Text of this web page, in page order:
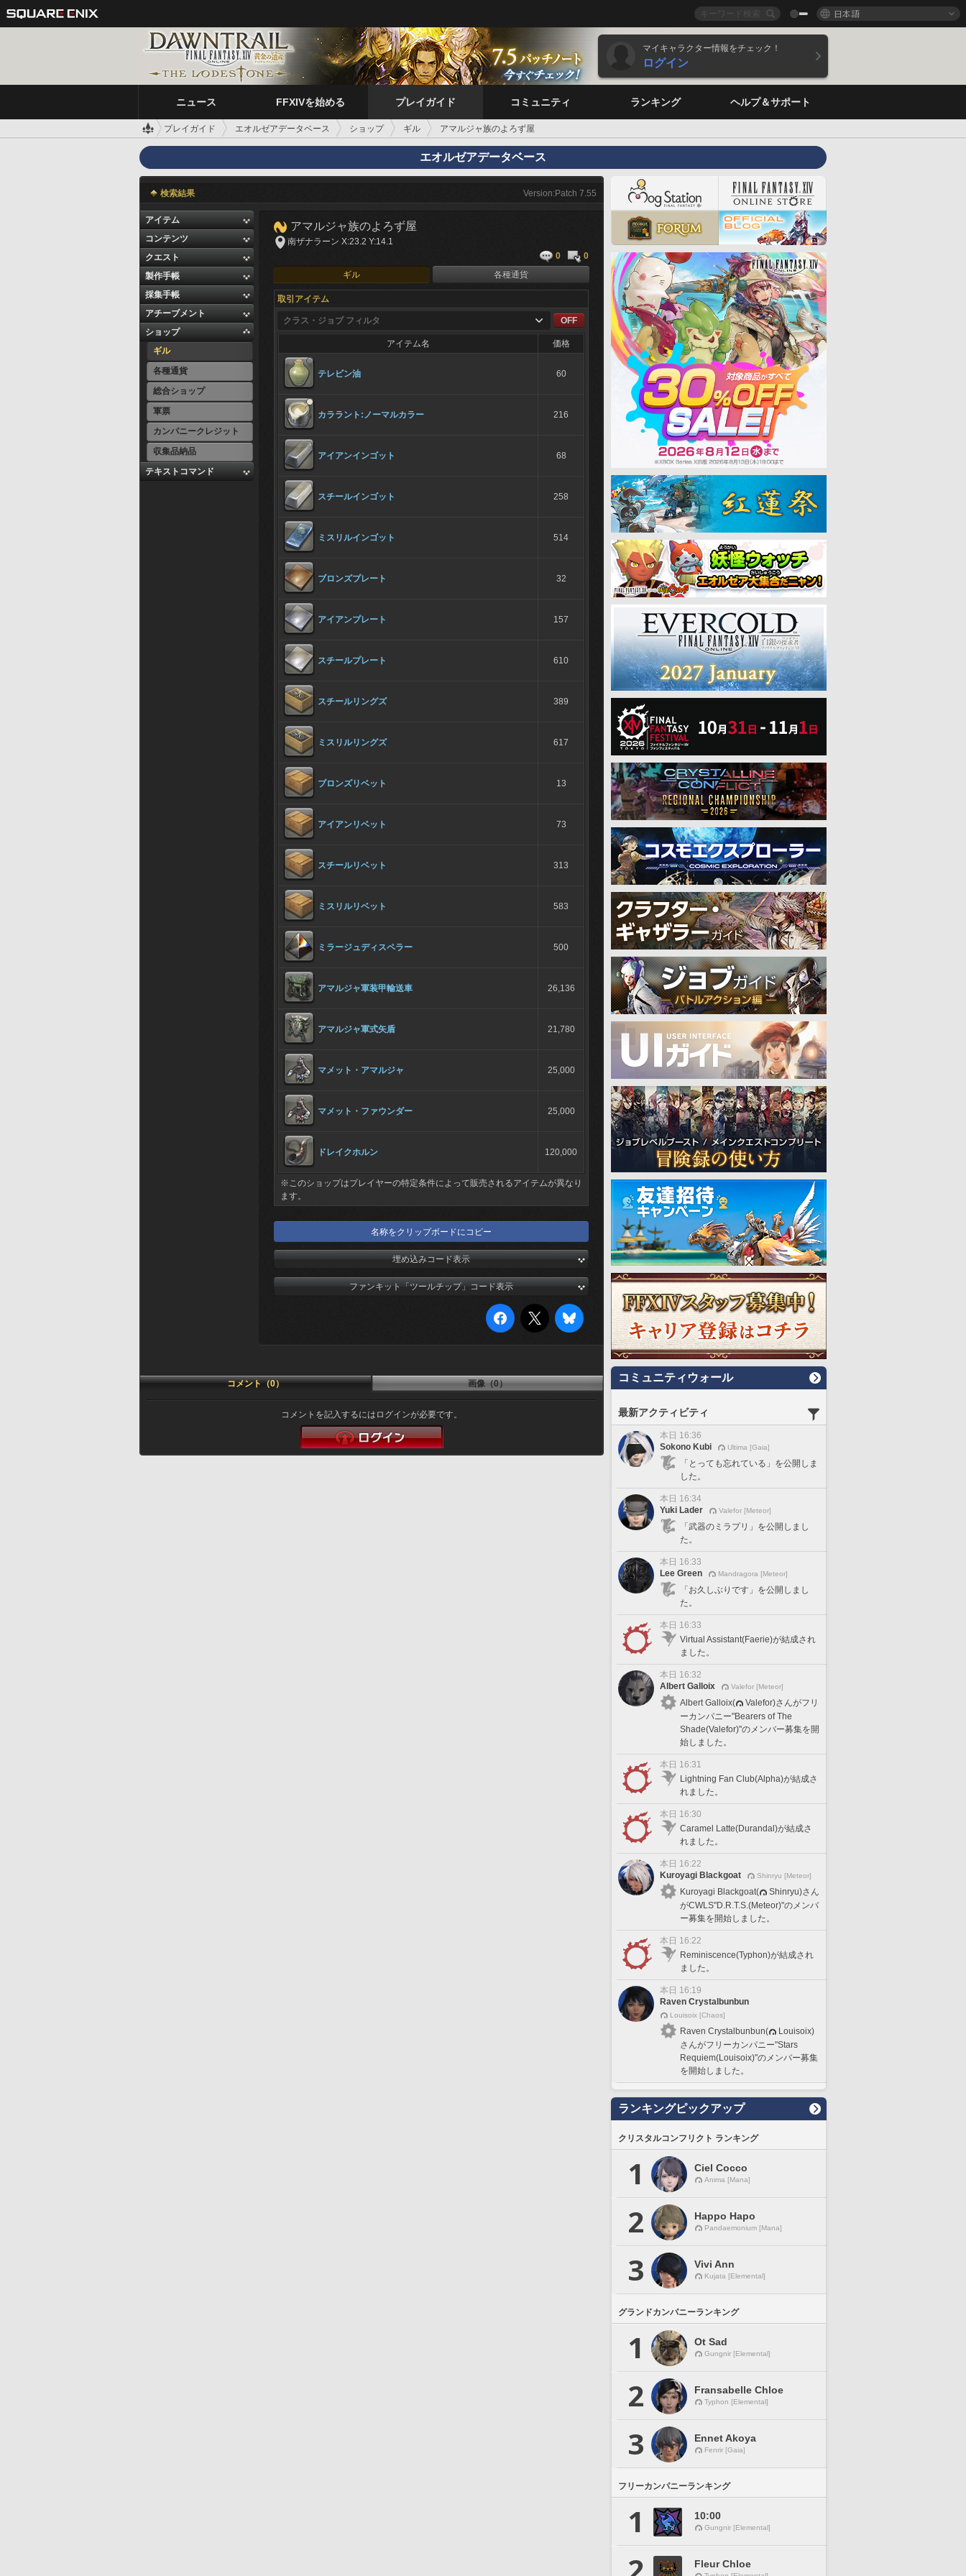
日本語
マイキャラクター情報をチェック！
ログイン
ニュース FFXIVを始める プレイガイド コミュニティ ランキング ヘルプ＆サポート
プレイガイド エオルゼアデータベース ショップ ギル アマルジャ族のよろず屋
エオルゼアデータベース
検索結果 Version:Patch 7.55
アイテム
コンテンツ
クエスト
製作手帳
採集手帳
アチーブメント
ショップ
ギル
各種通貨
総合ショップ
軍票
カンパニークレジット
収集品納品
テキストコマンド
アマルジャ族のよろず屋
南ザナラーン X:23.2 Y:14.1
0
0
ギル
各種通貨
取引アイテム
クラス・ジョブ フィルタ OFF
アイテム名 価格
テレビン油 60
カララント:ノーマルカラー 216
アイアンインゴット 68
スチールインゴット 258
ミスリルインゴット 514
ブロンズプレート 32
アイアンプレート 157
スチールプレート 610
スチールリングズ 389
ミスリルリングズ 617
ブロンズリベット 13
アイアンリベット 73
スチールリベット 313
ミスリルリベット 583
ミラージュディスペラー 500
アマルジャ軍装甲輸送車 26,136
アマルジャ軍式矢盾 21,780
マメット・アマルジャ 25,000
マメット・ファウンダー 25,000
ドレイクホルン 120,000
※このショップはプレイヤーの特定条件によって販売されるアイテムが異なり
ます。
名称をクリップボードにコピー
埋め込みコード表示
ファンキット「ツールチップ」コード表示
コメント（0） 画像（0）
コメントを記入するにはログインが必要です。
コミュニティウォール
最新アクティビティ
本日 16:36
Sokono Kubi
Ultima [Gaia]
「とっても忘れている」を公開しま
した。
本日 16:34
Yuki Lader
Valefor [Meteor]
「武器のミラプリ」を公開しまし
た。
本日 16:33
Lee Green
Mandragora [Meteor]
「お久しぶりです」を公開しまし
た。
本日 16:33
Virtual Assistant(Faerie)が結成され
ました。
本日 16:32
Albert Galloix
Valefor [Meteor]
Albert Galloix(
Valefor)さんがフリ
ーカンパニー"Bearers of The
Shade(Valefor)"のメンバー募集を開
始しました。
本日 16:31
Lightning Fan Club(Alpha)が結成さ
れました。
本日 16:30
Caramel Latte(Durandal)が結成さ
れました。
本日 16:22
Kuroyagi Blackgoat
Shinryu [Meteor]
Kuroyagi Blackgoat(
Shinryu)さん
がCWLS"D.R.T.S.(Meteor)"のメンバ
ー募集を開始しました。
本日 16:22
Reminiscence(Typhon)が結成され
ました。
本日 16:19
Raven Crystalbunbun
Louisoix [Chaos]
Raven Crystalbunbun(
Louisoix)
さんがフリーカンパニー"Stars
Requiem(Louisoix)"のメンバー募集
を開始しました。
ランキングピックアップ
クリスタルコンフリクト ランキング
1 Ciel Cocco
Anima [Mana]
2 Happo Hapo
Pandaemonium [Mana]
3 Vivi Ann
Kujata [Elemental]
グランドカンパニーランキング
1 Ot Sad
Gungnir [Elemental]
2 Fransabelle Chloe
Typhon [Elemental]
3 Ennet Akoya
Fenrir [Gaia]
フリーカンパニーランキング
1 10:00
Gungnir [Elemental]
Fleur Chloe